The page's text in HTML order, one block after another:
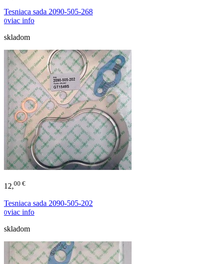
Tesniaca sada 2090-505-268
0viac info
skladom
12,00 €
Tesniaca sada 2090-505-202
0viac info
skladom